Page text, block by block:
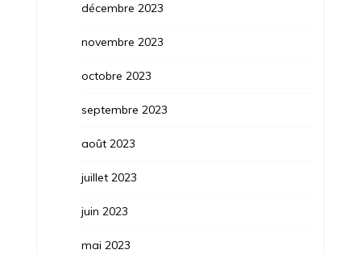
décembre 2023
novembre 2023
octobre 2023
septembre 2023
août 2023
juillet 2023
juin 2023
mai 2023